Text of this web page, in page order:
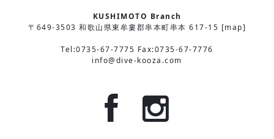
KUSHIMOTO Branch
〒649-3503 和歌山県東牟婁郡串本町串本 617-15 [map]
Tel:0735-67-7775 Fax:0735-67-7776
info@dive-kooza.com